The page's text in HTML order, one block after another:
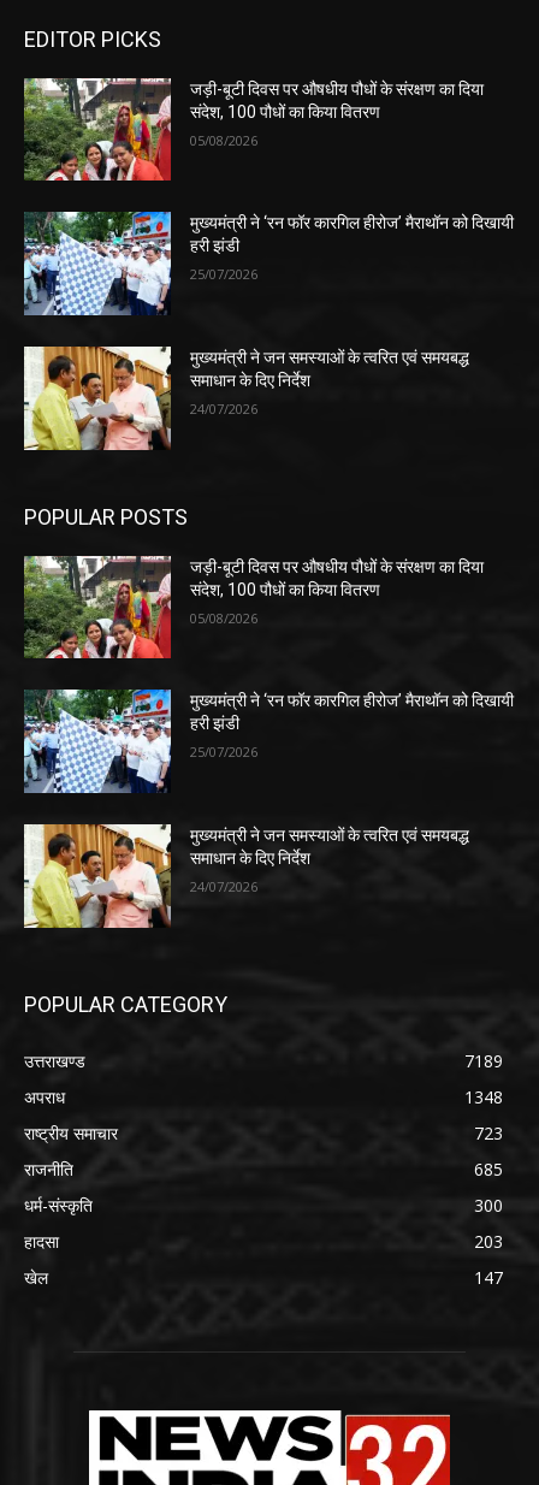
EDITOR PICKS
जड़ी-बूटी दिवस पर औषधीय पौधों के संरक्षण का दिया
संदेश, 100 पौधों का किया वितरण
05/08/2026
मुख्यमंत्री ने ‘रन फॉर कारगिल हीरोज’ मैराथॉन को दिखायी
हरी झंडी
25/07/2026
मुख्यमंत्री ने जन समस्याओं के त्वरित एवं समयबद्ध
समाधान के दिए निर्देश
24/07/2026
POPULAR POSTS
जड़ी-बूटी दिवस पर औषधीय पौधों के संरक्षण का दिया
संदेश, 100 पौधों का किया वितरण
05/08/2026
मुख्यमंत्री ने ‘रन फॉर कारगिल हीरोज’ मैराथॉन को दिखायी
हरी झंडी
25/07/2026
मुख्यमंत्री ने जन समस्याओं के त्वरित एवं समयबद्ध
समाधान के दिए निर्देश
24/07/2026
POPULAR CATEGORY
उत्तराखण्ड
7189
अपराध
1348
राष्ट्रीय समाचार
723
राजनीति
685
धर्म-संस्कृति
300
हादसा
203
खेल
147